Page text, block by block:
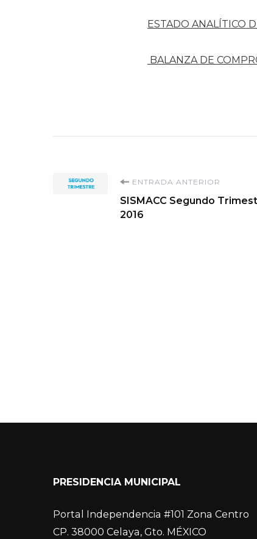
ESTADO ANALÍTICO
BALANZA DE
Navegación
ENTRADA ANTERIOR
SISMACC Segundo
2016
PRESIDENCIA MUNICIPAL
Portal Independencia #101 Zona Centro
CP. 38000 Celaya, Gto. MÉXICO